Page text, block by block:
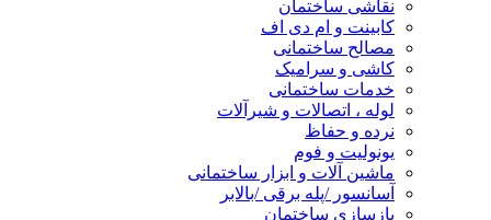
نقاشی ساختمان
کابینت و ام دی اف
مصالح ساختمانی
کاشی و سرامیک
خدمات ساختمانی
لوله ، اتصالات و شیرآلات
نرده و حفاظ
یونولیت و فوم
ماشین آلات و ابزار ساختمانی
آسانسور /پله برقی /بالابر
بازسازی ساختمان